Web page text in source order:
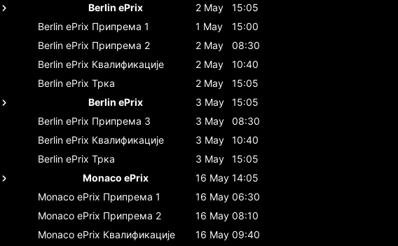
Berlin ePrix
2 May
15:05
Berlin ePrix Припрема 1 1 May
15:00
Berlin ePrix Припрема 2 2 May
08:30
Berlin ePrix Квалификације 2 May
10:40
Berlin ePrix Трка 2 May
15:05
Berlin ePrix
3 May
15:05
Berlin ePrix Припрема 3 3 May
08:30
Berlin ePrix Квалификације 3 May
10:40
Berlin ePrix Трка 3 May
15:05
Monaco ePrix
16 May 14:05
Monaco ePrix Припрема 1 16 May 06:30
Monaco ePrix Припрема 2 16 May 08:10
Monaco ePrix Квалификације 16 May 09:40